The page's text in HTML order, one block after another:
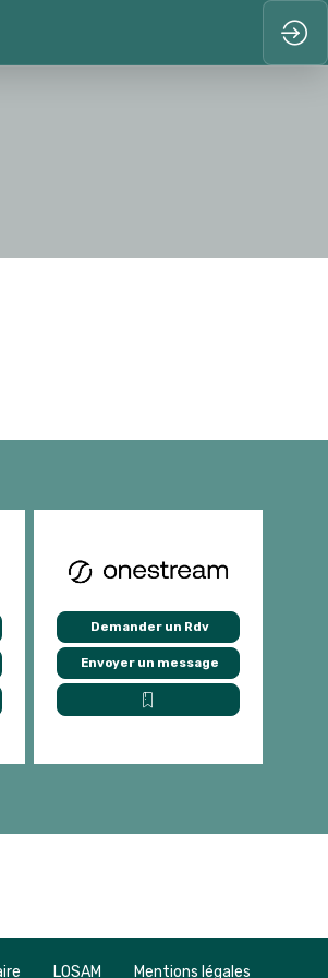
Demander un Rdv
Envoyer un message
LOSAM Mentions légales